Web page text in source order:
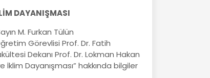
DAYANIŞMASI
M. Furkan Tülün
Görevlisi Prof. Dr. Fatih
Dekanı Prof. Dr. Lokman Hakan
Dayanışması” hakkında bilgiler